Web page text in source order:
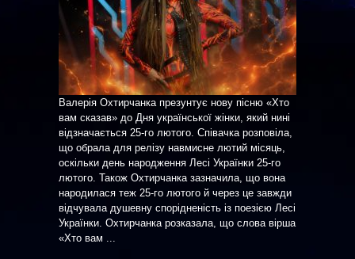
Валерія Охтирчанка презунтує нову пісню «Хто
вам сказав» до Дня української жінки, який нині
відзначається 25-го лютого. Співачка розповіла,
що обрала для релізу навмисне лютий місяць,
оскільки день народження Лесі Українки 25-го
лютого. Також Охтирчанка зазначила, що вона
народилася теж 25-го лютого й через це завжди
відчувала душевну спорідненість із поезією Лесі
Українки. Охтирчанка розказала, що слова вірша
«Хто вам ...